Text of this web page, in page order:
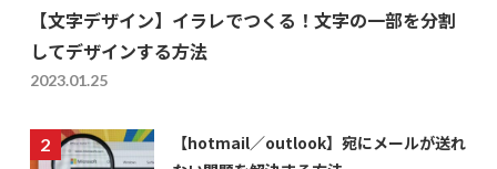
【文字デザイン】イラレでつくる！文字の一部を分割
してデザインする方法
2023.01.25
【hotmail／outlook】宛にメールが送れ